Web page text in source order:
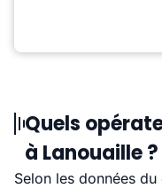
Quels
à Lanouaille ?
Selon les données